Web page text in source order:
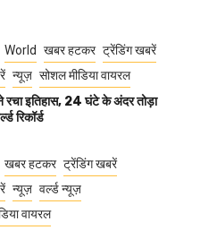
World खबर हटकर ट्रेंडिंग खबरें
न्यूज़ सोशल मीडिया वायरल
ने रचा इतिहास, 24 घंटे के अंदर तोड़ा
रिकॉर्ड
खबर हटकर ट्रेंडिंग खबरें
न्यूज़ वर्ल्ड न्यूज़
वायरल